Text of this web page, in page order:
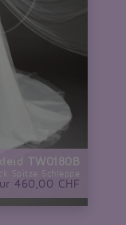
TW0180B
Spitze Schleppe
460,00 CHF